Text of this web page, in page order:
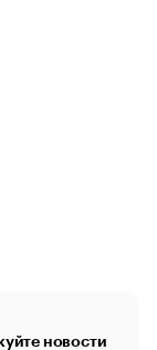
новости